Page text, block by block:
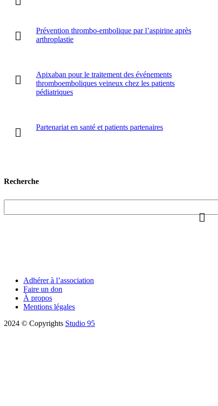
Prévention thrombo-embolique par l’aspirine après
arthroplastie
Apixaban pour le traitement des événements
thromboemboliques veineux chez les patients
pédiatriques
Partenariat en santé et patients partenaires
Recherche
Adhérer à l’association
Faire un don
À propos
Mentions légales
2024 © Copyrights Studio 95